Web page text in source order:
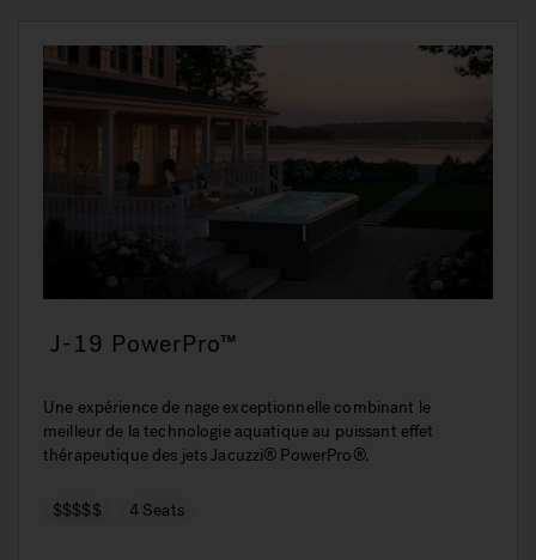
J-19 PowerPro™
Une expérience de nage exceptionnelle combinant le
meilleur de la technologie aquatique au puissant effet
thérapeutique des jets Jacuzzi® PowerPro®.
$$$$$ 4 Seats